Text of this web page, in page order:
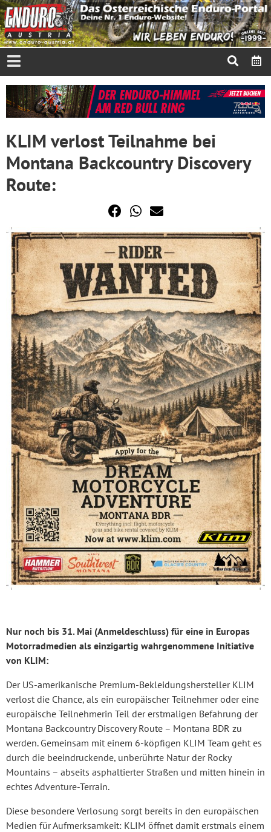
KLIM verlost Teilnahme bei
Montana Backcountry Discovery
Route:
Nur noch bis 31. Mai (Anmeldeschluss) für eine in Europas
Motorradmedien als einzigartig wahrgenommene Initiative
von KLIM:
Der US-amerikanische Premium-Bekleidungshersteller KLIM
verlost die Chance, als ein europäischer Teilnehmer oder eine
europäische Teilnehmerin Teil der erstmaligen Befahrung der
Montana Backcountry Discovery Route – Montana BDR zu
werden. Gemeinsam mit einem 6-köpfigen KLIM Team geht es
durch die beeindruckende, unberührte Natur der Rocky
Mountains – abseits asphaltierter Straßen und mitten hinein in
echtes Adventure-Terrain.
Diese besondere Verlosung sorgt bereits in den europäischen
Medien für Aufmerksamkeit: KLIM öffnet damit erstmals einem